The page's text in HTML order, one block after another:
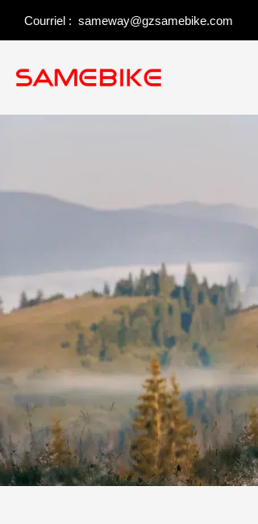
Courriel : sameway@gzsamebike.com